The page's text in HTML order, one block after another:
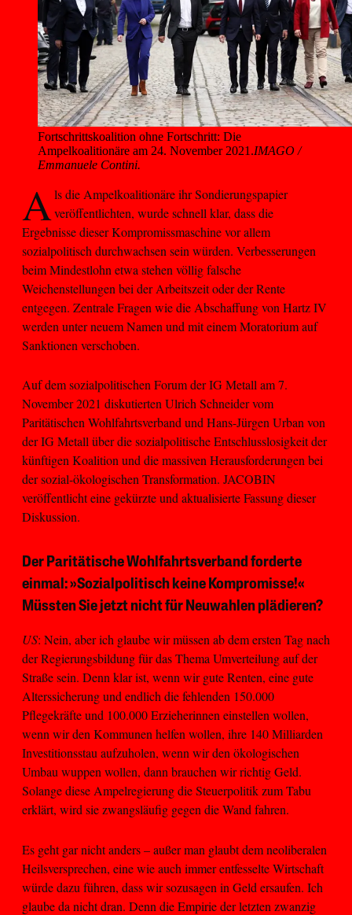
Fortschrittskoalition ohne Fortschritt: Die
Ampelkoalitionäre am 24. November 2021.IMAGO /
Emmanuele Contini.
Als die Ampelkoalitionäre ihr Sondierungspapier
veröffentlichten, wurde schnell klar, dass die
Ergebnisse dieser Kompromissmaschine vor allem
sozialpolitisch durchwachsen sein würden. Verbesserungen
beim Mindestlohn etwa stehen völlig falsche
Weichenstellungen bei der Arbeitszeit oder der Rente
entgegen. Zentrale Fragen wie die Abschaffung von Hartz IV
werden unter neuem Namen und mit einem Moratorium auf
Sanktionen verschoben.
Auf dem sozialpolitischen Forum der IG Metall am 7.
November 2021 diskutierten Ulrich Schneider vom
Paritätischen Wohlfahrtsverband und Hans-Jürgen Urban von
der IG Metall über die sozialpolitische Entschlusslosigkeit der
künftigen Koalition und die massiven Herausforderungen bei
der sozial-ökologischen Transformation. JACOBIN
veröffentlicht eine gekürzte und aktualisierte Fassung dieser
Diskussion.
Der Paritätische Wohlfahrtsverband forderte
einmal: »Sozialpolitisch keine Kompromisse!«
Müssten Sie jetzt nicht für Neuwahlen plädieren?
US: Nein, aber ich glaube wir müssen ab dem ersten Tag nach
der Regierungsbildung für das Thema Umverteilung auf der
Straße sein. Denn klar ist, wenn wir gute Renten, eine gute
Alterssicherung und endlich die fehlenden 150.000
Pflegekräfte und 100.000 Erzieherinnen einstellen wollen,
wenn wir den Kommunen helfen wollen, ihre 140 Milliarden
Investitionsstau aufzuholen, wenn wir den ökologischen
Umbau wuppen wollen, dann brauchen wir richtig Geld.
Solange diese Ampelregierung die Steuerpolitik zum Tabu
erklärt, wird sie zwangsläufig gegen die Wand fahren.
Es geht gar nicht anders – außer man glaubt dem neoliberalen
Heilsversprechen, eine wie auch immer entfesselte Wirtschaft
würde dazu führen, dass wir sozusagen in Geld ersaufen. Ich
glaube da nicht dran. Denn die Empirie der letzten zwanzig